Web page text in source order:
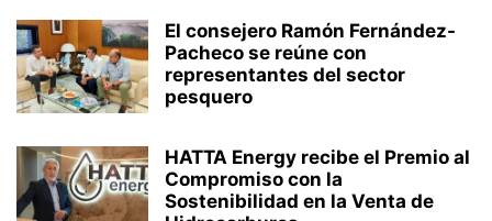
El consejero Ramón Fernández-
Pacheco se reúne con
representantes del sector
pesquero
HATTA Energy recibe el Premio al
Compromiso con la
Sostenibilidad en la Venta de